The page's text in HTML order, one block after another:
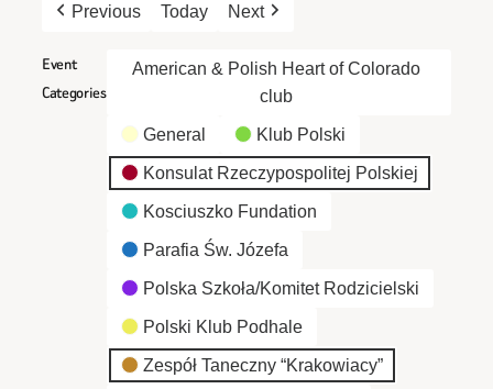
Previous Today Next
Event
Categories
American & Polish Heart of Colorado
club
General Klub Polski
Konsulat Rzeczypospolitej Polskiej
Kosciuszko Fundation
Parafia Św. Józefa
Polska Szkoła/Komitet Rodzicielski
Polski Klub Podhale
Zespół Taneczny “Krakowiacy”